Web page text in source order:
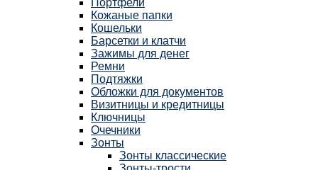
Портфели
Кожаные папки
Кошельки
Барсетки и клатчи
Зажимы для денег
Ремни
Подтяжки
Обложки для документов
Визитницы и кредитницы
Ключницы
Очечники
Зонты
Зонты классические